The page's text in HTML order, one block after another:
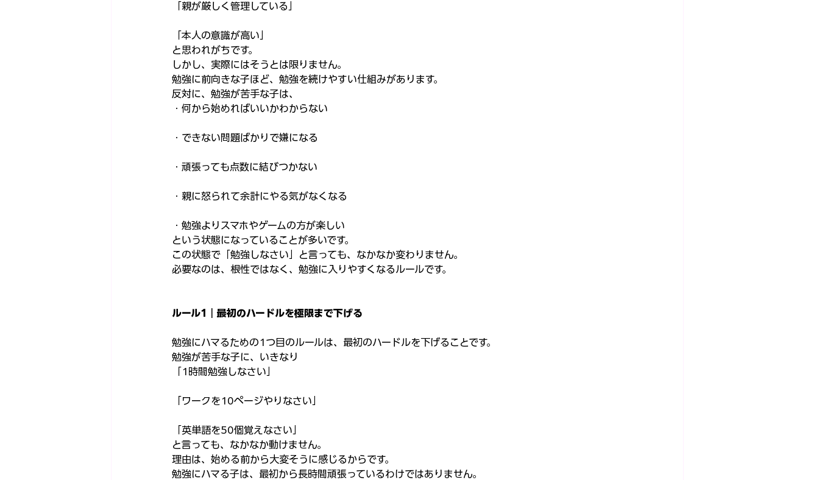
「親が厳しく管理している」
「本人の意識が高い」
と思われがちです。
しかし、実際にはそうとは限りません。
勉強に前向きな子ほど、勉強を続けやすい仕組みがあります。
反対に、勉強が苦手な子は、
・何から始めればいいかわからない
・できない問題ばかりで嫌になる
・頑張っても点数に結びつかない
・親に怒られて余計にやる気がなくなる
・勉強よりスマホやゲームの方が楽しい
という状態になっていることが多いです。
この状態で「勉強しなさい」と言っても、なかなか変わりません。
必要なのは、根性ではなく、勉強に入りやすくなるルールです。
ルール1｜最初のハードルを極限まで下げる
勉強にハマるための1つ目のルールは、最初のハードルを下げることです。
勉強が苦手な子に、いきなり
「1時間勉強しなさい」
「ワークを10ページやりなさい」
「英単語を50個覚えなさい」
と言っても、なかなか動けません。
理由は、始める前から大変そうに感じるからです。
勉強にハマる子は、最初から長時間頑張っているわけではありません。